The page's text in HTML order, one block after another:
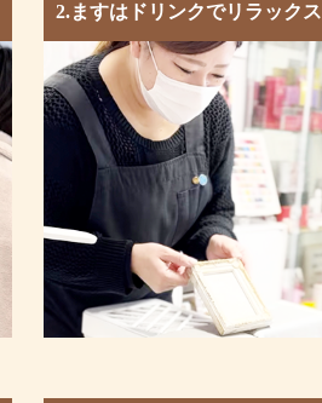
2.ますはドリンクでリラックス